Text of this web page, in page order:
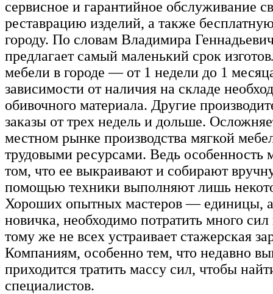
сервисное и гарантийное обслуживание
реставрацию изделий, а также
городу. По словам Владимира
предлагает самый маленький срок
мебели в городе — от 1 недели до 1
зависимости от наличия на складе
обивочного материала. Другие
заказы от трех недель и дольше.
местном рынке производства мягкой
трудовыми ресурсами. Ведь особенность
том, что ее выкраивают и собирают
помощью техники выполняют лишь
Хороших опытных мастеров — единицы,
новичка, необходимо потратить много
тому же не всех устраивает стажерская
Компаниям, особенно тем, что недавно
приходится тратить массу сил, чтобы
специалистов.